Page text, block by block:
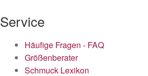
Service
Häufige Fragen - FAQ
Größenberater
Schmuck Lexikon